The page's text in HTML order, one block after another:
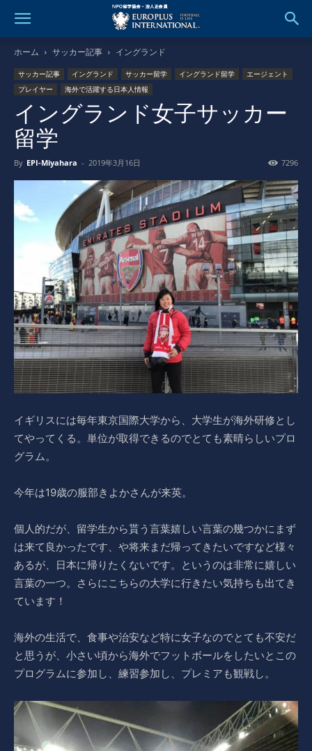
ホーム サッカー記事 イングランド
サッカー記事 イングランド サッカー留学 イングランド留学
エージェント
プレイヤー
海外で活躍する日本人情報
イングランド女子サッカー
留学
By EPI-Miyahara - 2019年3月16日 7296
イギリスには毎年東京国際大学から、大学生が海外研修とし
てやってくる。単位が取得できるのでとても素晴らしいプロ
グラム。
今年は19歳の服部きよかさんが来英。
個人的だが、留学生から貰う言葉嬉しい言葉の幾つかにまず
は来て良かったです、や将来まだ帰ってきたいですなど様々
あるが、日本に帰りたくないです。というのは非常に嬉しい
言葉の一つ。さらにこちらの大学に行きたい気持ちも出てき
ています！
海外の生活で、食事や治安など特に女子なのでとても不安だ
と思うが、小さい頃から海外でフットボールをしたいとこの
プログラムに参加し、練習参加し、プレミアも観戦し。